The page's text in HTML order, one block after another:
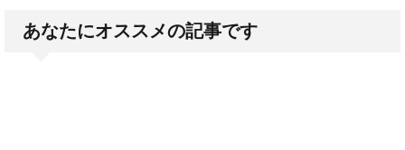
あなたにオススメの記事です